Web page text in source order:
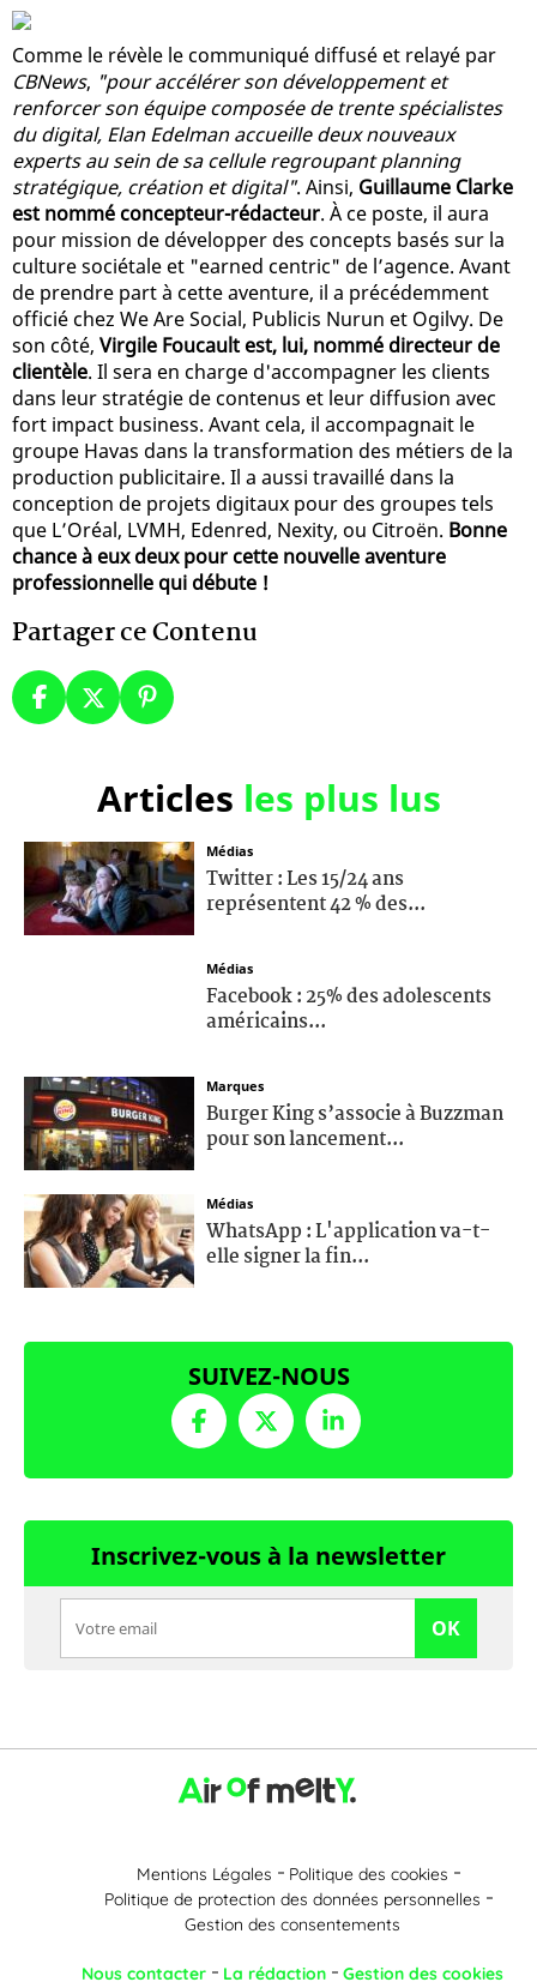
Comme le révèle le communiqué diffusé et relayé par
CBNews, "pour accélérer son développement et
renforcer son équipe composée de trente spécialistes
du digital, Elan Edelman accueille deux nouveaux
experts au sein de sa cellule regroupant planning
stratégique, création et digital". Ainsi, Guillaume Clarke
est nommé concepteur-rédacteur. À ce poste, il aura
pour mission de développer des concepts basés sur la
culture sociétale et "earned centric" de l’agence. Avant
de prendre part à cette aventure, il a précédemment
officié chez We Are Social, Publicis Nurun et Ogilvy. De
son côté, Virgile Foucault est, lui, nommé directeur de
clientèle. Il sera en charge d'accompagner les clients
dans leur stratégie de contenus et leur diffusion avec
fort impact business. Avant cela, il accompagnait le
groupe Havas dans la transformation des métiers de la
production publicitaire. Il a aussi travaillé dans la
conception de projets digitaux pour des groupes tels
que L’Oréal, LVMH, Edenred, Nexity, ou Citroën. Bonne
chance à eux deux pour cette nouvelle aventure
professionnelle qui débute !
Partager ce Contenu
Articles les plus lus
Médias
Twitter : Les 15/24 ans
représentent 42 % des...
Médias
Facebook : 25% des adolescents
américains...
Marques
Burger King s’associe à Buzzman
pour son lancement...
Médias
WhatsApp : L'application va-t-
elle signer la fin...
SUIVEZ-NOUS
Inscrivez-vous à la newsletter
OK
Mentions Légales
Politique des cookies
Politique de protection des données personnelles
Gestion des consentements
Nous contacter La rédaction Gestion des cookies